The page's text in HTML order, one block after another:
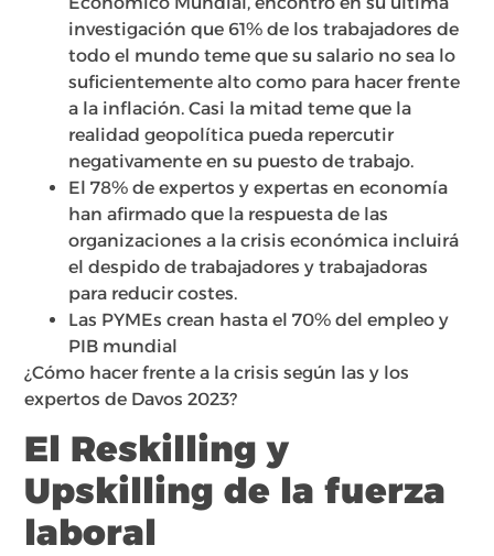
investigación que 61% de los trabajadores de
todo el mundo teme que su salario no sea lo
suficientemente alto como para hacer frente
a la inflación. Casi la mitad teme que la
realidad geopolítica pueda repercutir
negativamente en su puesto de trabajo.
El 78% de expertos y expertas en economía
han afirmado que la respuesta de las
organizaciones a la crisis económica incluirá
el despido de trabajadores y trabajadoras
para reducir costes.
Las PYMEs crean hasta el 70% del empleo y
PIB mundial
¿Cómo hacer frente a la crisis según las y los
expertos de Davos 2023?
El Reskilling y
Upskilling de la fuerza
laboral